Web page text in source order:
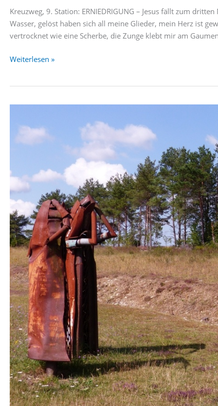
Kreuzweg, 9. Station: ERNIEDRIGUNG – Jesus fällt zum
Wasser, gelöst haben sich all meine Glieder, mein Herz ist
vertrocknet wie eine Scherbe, die Zunge klebt mir am
Kreuzweg,
Weiterlesen »